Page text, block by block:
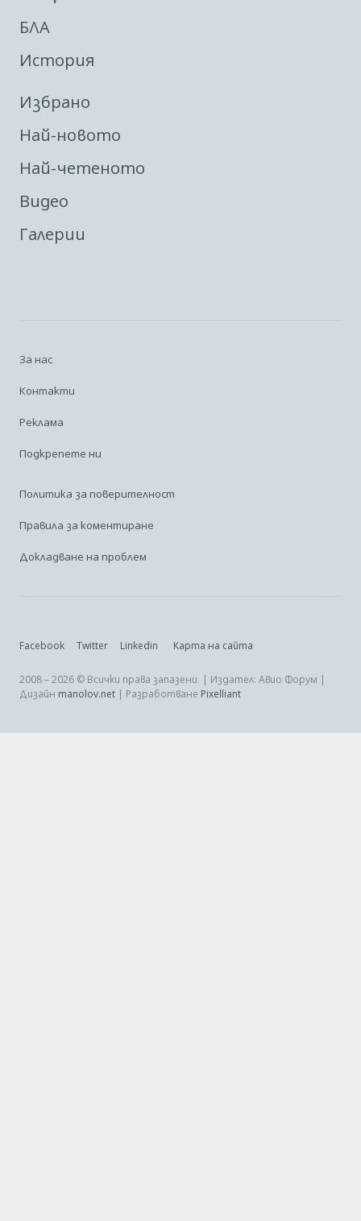
БЛА
История
Избрано
Най-новото
Най-четеното
Видео
Галерии
За нас
Контакти
Реклама
Подкрепете ни
Политика за поверителност
Правила за коментиране
Докладване на проблем
Facebook Twitter Linkedin Карта на сайта
2008 – 2026 © Всички права запазени. | Издател: Авио Форум |
Дизайн manolov.net | Разработване Pixelliant